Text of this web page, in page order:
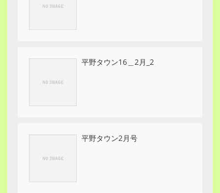
平野タウン16＿2月_2
平野タウン2月号